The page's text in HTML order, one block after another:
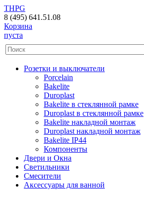
THPG
8 (495) 641.51.08
Корзина
пуста
Розетки и выключатели
Porcelain
Bakelite
Duroplast
Bakelite в стеклянной рамке
Duroplast в стеклянной рамке
Bakelite накладной монтаж
Duroplast накладной монтаж
Bakelite IP44
Компоненты
Двери и Окна
Светильники
Смесители
Аксессуары для ванной